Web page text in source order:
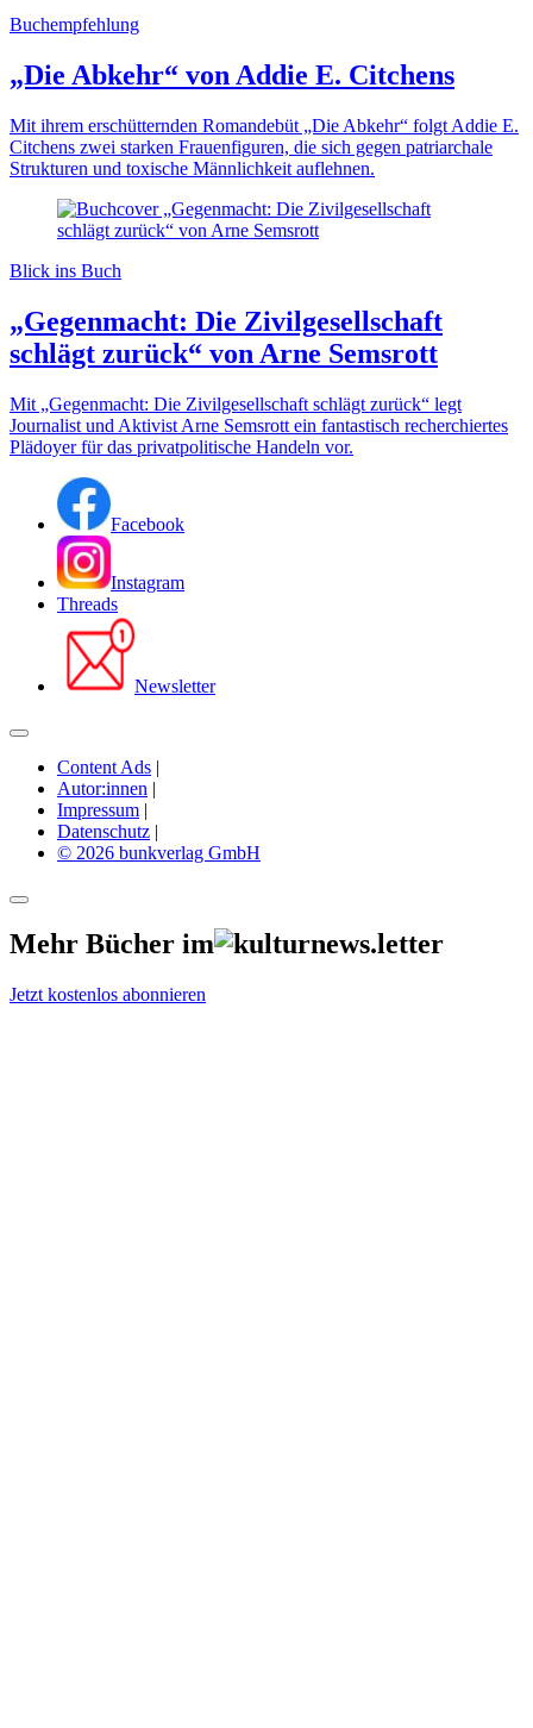
Buchempfehlung
„Die Abkehr“ von Addie E. Citchens
Mit ihrem erschütternden Romandebüt „Die Abkehr“ folgt Addie E.
Citchens zwei starken Frauenfiguren, die sich gegen patriarchale
Strukturen und toxische Männlichkeit auflehnen.
Blick ins Buch
„Gegenmacht: Die Zivilgesellschaft
schlägt zurück“ von Arne Semsrott
Mit „Gegenmacht: Die Zivilgesellschaft schlägt zurück“ legt
Journalist und Aktivist Arne Semsrott ein fantastisch recherchiertes
Plädoyer für das privatpolitische Handeln vor.
Facebook
Instagram
Threads
Newsletter
Content Ads |
Autor:innen |
Impressum |
Datenschutz |
© 2026 bunkverlag GmbH
Mehr Bücher im
Jetzt kostenlos abonnieren